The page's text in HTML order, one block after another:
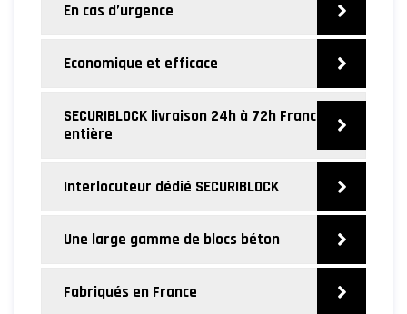
En cas d’urgence
Economique et efficace
SECURIBLOCK livraison 24h à 72h France
entière
Interlocuteur dédié SECURIBLOCK
Une large gamme de blocs béton
Fabriqués en France